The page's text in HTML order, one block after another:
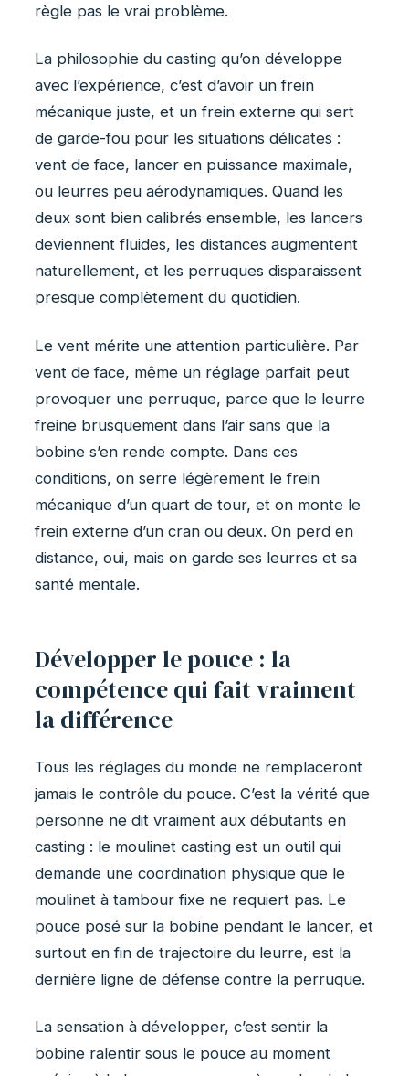
règle pas le vrai problème.
La philosophie du casting qu’on développe
avec l’expérience, c’est d’avoir un frein
mécanique juste, et un frein externe qui sert
de garde-fou pour les situations délicates :
vent de face, lancer en puissance maximale,
ou leurres peu aérodynamiques. Quand les
deux sont bien calibrés ensemble, les lancers
deviennent fluides, les distances augmentent
naturellement, et les perruques disparaissent
presque complètement du quotidien.
Le vent mérite une attention particulière. Par
vent de face, même un réglage parfait peut
provoquer une perruque, parce que le leurre
freine brusquement dans l’air sans que la
bobine s’en rende compte. Dans ces
conditions, on serre légèrement le frein
mécanique d’un quart de tour, et on monte le
frein externe d’un cran ou deux. On perd en
distance, oui, mais on garde ses leurres et sa
santé mentale.
Développer le pouce : la
compétence qui fait vraiment
la différence
Tous les réglages du monde ne remplaceront
jamais le contrôle du pouce. C’est la vérité que
personne ne dit vraiment aux débutants en
casting : le moulinet casting est un outil qui
demande une coordination physique que le
moulinet à tambour fixe ne requiert pas. Le
pouce posé sur la bobine pendant le lancer, et
surtout en fin de trajectoire du leurre, est la
dernière ligne de défense contre la perruque.
La sensation à développer, c’est sentir la
bobine ralentir sous le pouce au moment